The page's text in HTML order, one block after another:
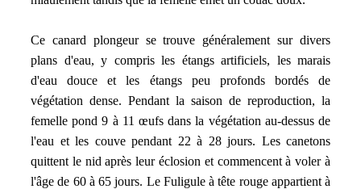
Ce canard plongeur se trouve généralement sur divers
plans d'eau, y compris les étangs artificiels, les marais
d'eau douce et les étangs peu profonds bordés de
végétation dense. Pendant la saison de reproduction, la
femelle pond 9 à 11 œufs dans la végétation au-dessus de
l'eau et les couve pendant 22 à 28 jours. Les canetons
quittent le nid après leur éclosion et commencent à voler à
l'âge de 60 à 65 jours. Le Fuligule à tête rouge appartient à